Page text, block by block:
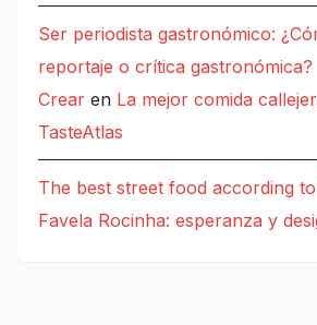
Ser periodista gastronómico:
reportaje o crítica
Crear en La mejor comida
TasteAtlas
The best street food according
Favela Rocinha: esperanza y